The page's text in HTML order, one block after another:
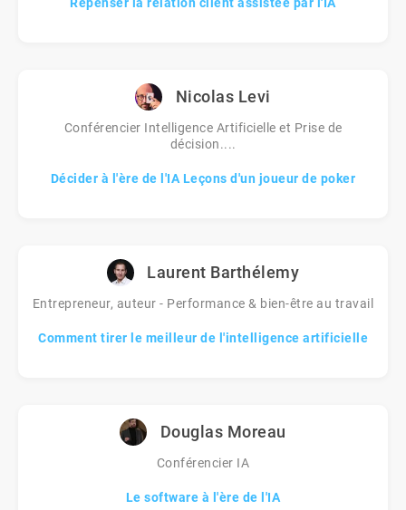
Nicolas Levi
Conférencier Intelligence Artificielle et Prise de
décision....
Décider à l'ère de l'IA Leçons d'un joueur de poker
Laurent Barthélemy
Entrepreneur, auteur - Performance & bien-être au travail
Comment tirer le meilleur de l'intelligence artificielle
Douglas Moreau
Conférencier IA
Le software à l'ère de l'IA